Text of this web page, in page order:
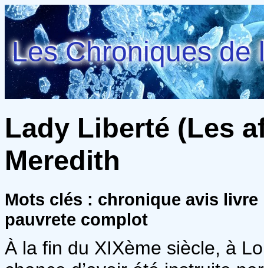
Les Chroniques de
Lady Liberté (Les
Meredith
Mots clés : chronique avis
pauvrete complot
À la fin du XIXème siècle, à